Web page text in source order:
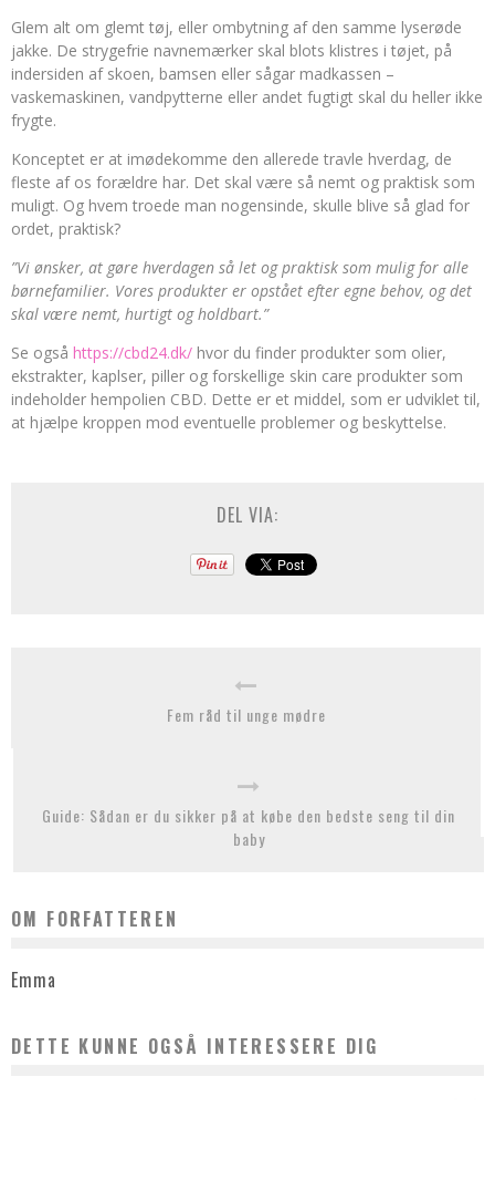
Glem alt om glemt tøj, eller ombytning af den samme lyserøde
jakke. De strygefrie navnemærker skal blots klistres i tøjet, på
indersiden af skoen, bamsen eller sågar madkassen –
vaskemaskinen, vandpytterne eller andet fugtigt skal du heller ikke
frygte.
Konceptet er at imødekomme den allerede travle hverdag, de
fleste af os forældre har. Det skal være så nemt og praktisk som
muligt. Og hvem troede man nogensinde, skulle blive så glad for
ordet, praktisk?
”Vi ønsker, at gøre hverdagen så let og praktisk som mulig for alle
børnefamilier. Vores produkter er opstået efter egne behov, og det
skal være nemt, hurtigt og holdbart.”
Se også https://cbd24.dk/ hvor du finder produkter som olier,
ekstrakter, kaplser, piller og forskellige skin care produkter som
indeholder hempolien CBD. Dette er et middel, som er udviklet til,
at hjælpe kroppen mod eventuelle problemer og beskyttelse.
DEL VIA:
Fem råd til unge mødre
Guide: Sådan er du sikker på at købe den bedste seng til din
baby
OM FORFATTEREN
Emma
DETTE KUNNE OGSÅ INTERESSERE DIG